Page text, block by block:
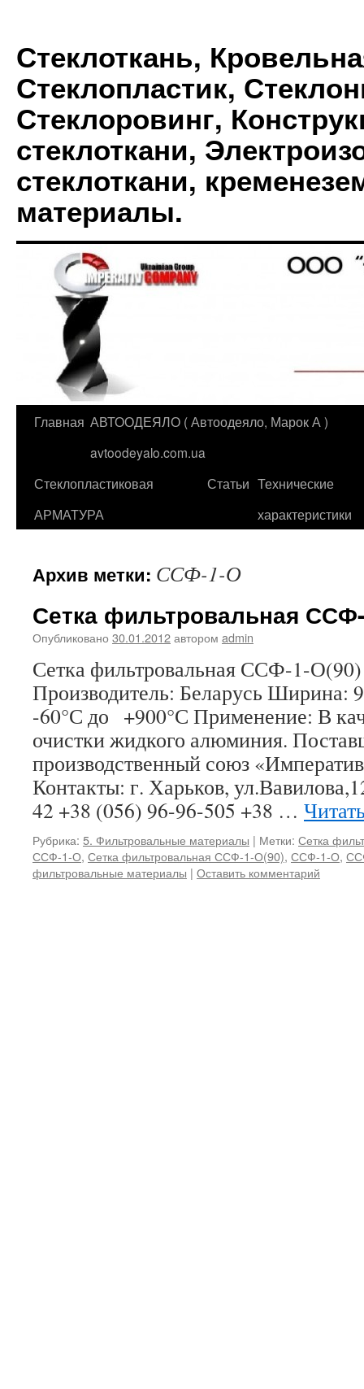
Стеклоткань,
Стеклопластик,
Стеклоровинг,
стеклоткани,
стеклоткани,
материалы.
Перейти
содержимому
Главная АВТООДЕЯЛО ( Автоодеяло, Марок А )
avtoodeyalo.com.ua
Стеклопластиковая
АРМАТУРА
Статьи Технические
характеристики
Архив метки: ССФ-1-О
Сетка фильтровальная
Опубликовано 30.01.2012автором admin
Сетка фильтровальная ССФ-1-
Производитель: Беларусь Ширина:
-60°С до +900°С Применение: В
очистки жидкого алюминия.
производственный союз
Контакты: г. Харьков,
42 +38 (056) 96-96-505 +38 …
Рубрика: 5. Фильтровальные материалы | Метки: Сетка
ССФ-1-О, Сетка фильтровальная ССФ-1-О(90), ССФ-1-О,
фильтровальные материалы | Оставить комментарий